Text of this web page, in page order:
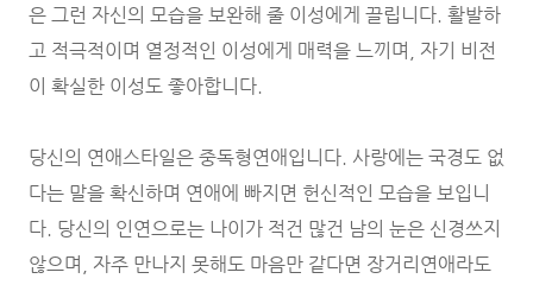
은 그런 자신의 모습을 보완해 줄 이성에게 끌립니다. 활발하
고 적극적이며 열정적인 이성에게 매력을 느끼며, 자기 비전
이 확실한 이성도 좋아합니다.
당신의 연애스타일은 중독형연애입니다. 사랑에는 국경도 없
다는 말을 확신하며 연애에 빠지면 헌신적인 모습을 보입니
다. 당신의 인연으로는 나이가 적건 많건 남의 눈은 신경쓰지
않으며, 자주 만나지 못해도 마음만 같다면 장거리연애라도